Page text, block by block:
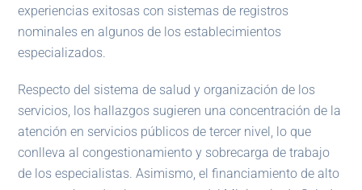
experiencias exitosas con sistemas de registros
nominales en algunos de los establecimientos
especializados.
Respecto del sistema de salud y organización de los
servicios, los hallazgos sugieren una concentración de la
atención en servicios públicos de tercer nivel, lo que
conlleva al congestionamiento y sobrecarga de trabajo
de los especialistas. Asimismo, el financiamiento de alto